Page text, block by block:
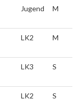
Jugend M
LK2 M
LK3 S
LK2 S